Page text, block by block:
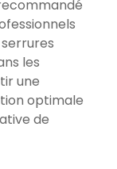
les
une
optimale
de